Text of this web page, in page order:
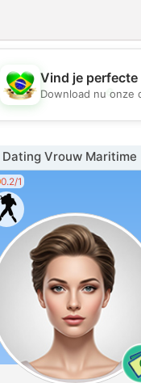
Vind je perfecte
Download nu onze
Dating Vrouw Maritime
0.2/1